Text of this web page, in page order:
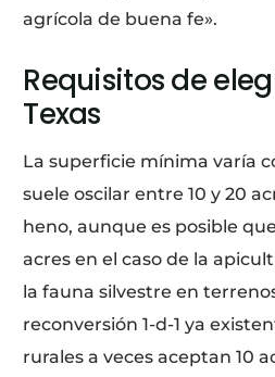
agrícola de buena fe».
Requisitos de
Texas
La superficie mínima varía
suele oscilar entre 10 y 20
heno, aunque es posible
acres en el caso de la
la fauna silvestre en
reconversión 1-d-1 ya
rurales a veces aceptan 10